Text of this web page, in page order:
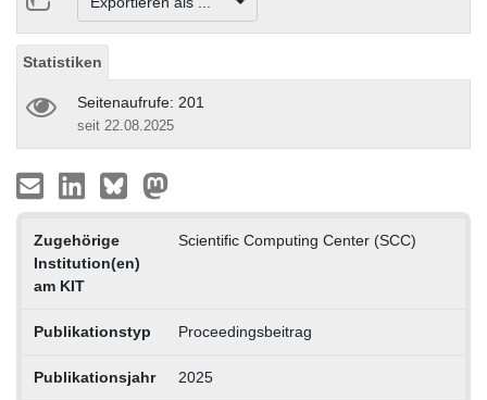
Statistiken
Seitenaufrufe: 201
seit 22.08.2025
Zugehörige
Institution(en)
am KIT
Scientific Computing Center (SCC)
Publikationstyp Proceedingsbeitrag
Publikationsjahr 2025